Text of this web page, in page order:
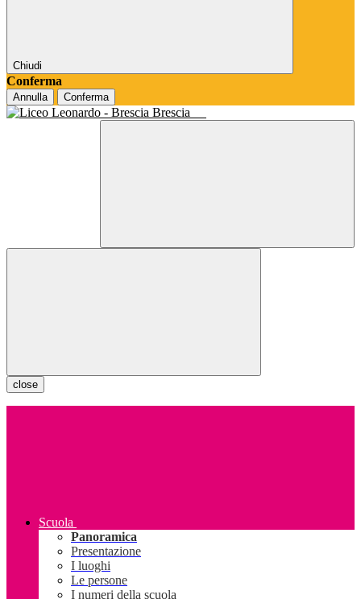
Chiudi
Conferma
Annulla Conferma
Brescia
close
Scuola
Panoramica
Presentazione
I luoghi
Le persone
I numeri della scuola